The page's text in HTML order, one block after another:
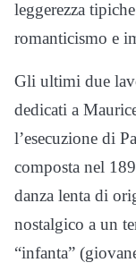
leggerezza
romanticismo e
Gli ultimi due
dedicati a
l’esecuzione di
composta nel
danza lenta di
nostalgico a un
“infanta”